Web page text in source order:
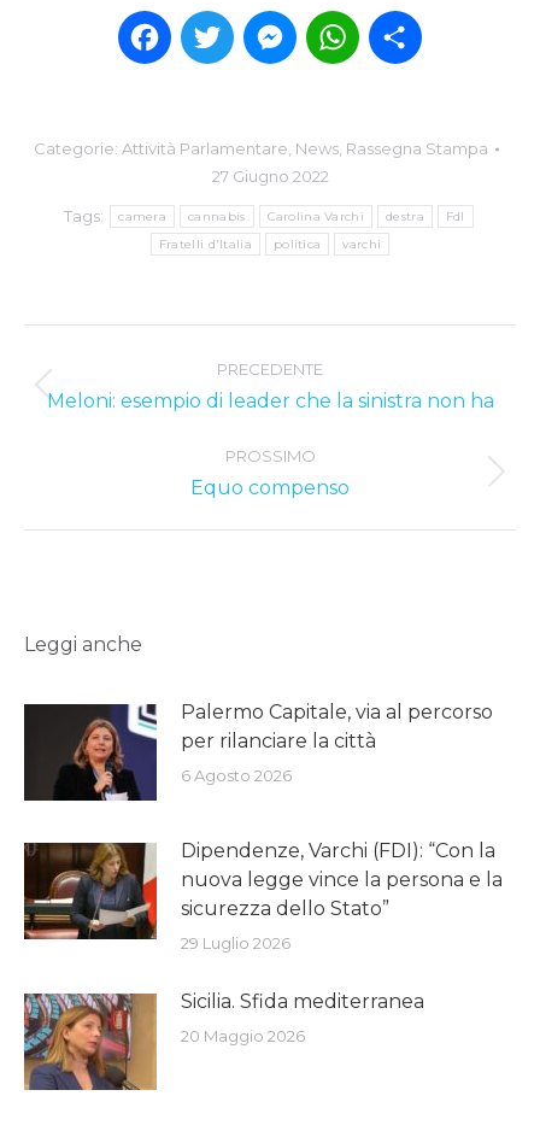
FacebookTwitter MessengerWhatsApp
Categorie: Attività Parlamentare News Rassegna Stampa
27 Giugno 2022
Tags: camera cannabis Carolina Varchi destra
FdI
Fratelli d'Italia
politica varchi
navigation
PRECEDENTE
Previous
Meloni: esempio di leader che la sinistra non ha
PROSSIMO
Next
post:
Equo compenso
Leggi anche
Palermo Capitale, via al percorso
per rilanciare la città
6 Agosto 2026
Dipendenze, Varchi (FDI): “Con la
nuova legge vince la persona e la
sicurezza dello Stato”
29 Luglio 2026
Sicilia. Sfida mediterranea
20 Maggio 2026